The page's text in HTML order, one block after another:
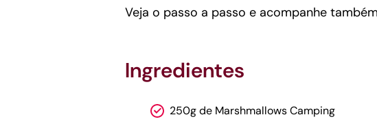
Veja o passo a passo e acompanhe
Ingredientes
250g de Marshmallows Camping